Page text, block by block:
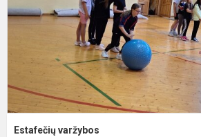
Estafečių varžybos